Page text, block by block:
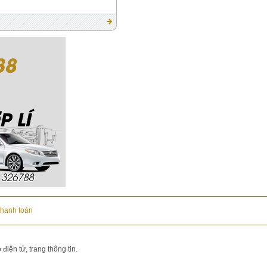
toán
tử, trang thông tin.